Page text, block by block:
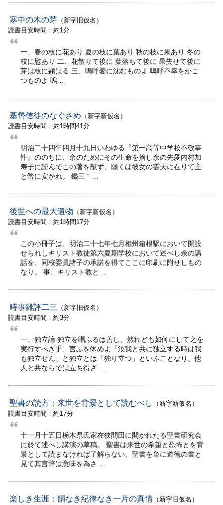
寒中の木の芽 （新字旧仮名）
読書目安時間：約1分
一、春の枝に花あり 夏の枝に葉あり 秋の枝に果あり 冬の
枝に慰あり 二、花散りて後に 葉落ちて後に 果失せて後に
芽は枝に顕はる 三、嗚呼憂に沈むものよ 嗚呼不幸をかこ
つものよ 嗚 …
基督信徒のなぐさめ （新字新仮名）
読書目安時間：約1時間41分
明治二十四年四月十九日いわゆる『第一高等中学校不敬事
件』ののちに、余のためにその生命を捨し余の先愛内村加
寿子に謹んでこの著を献ず、願くは彼女の霊天に在りて主
と偕に安かれ。 鑑三 “ …
後世への最大遺物 （新字新仮名）
読書目安時間：約1時間17分
この小冊子は、明治二十七年七月相州箱根駅において開設
せられしキリスト教徒第六夏期学校において述べし余の講
話を、同校委員諸子の承諾を得てここに印刷に附せしもの
なり。 事、キリスト教と …
時事雑評二三 （新字旧仮名）
読書目安時間：約3分
一、独立論 独立を唱ふるは善し、然れども如何にして之を
実行すべき乎、言ふを休めよ「汝我と共に独立する時は我
も独立せん」と独立とは「独り立つ」といふことなり、他
人と共ならでは立ち得ざ …
聖書の読方：来世を背景として読むべし
（新字新仮名）
読書目安時間：約17分
十一月十五日栃木県氏家在狭間田に開かれたる聖書研究会
に於て述べし講演の草稿。 聖書は来世の希望と恐怖とを背
景として読まなければ了解らない、聖書を単に道徳の書と
見て其言辞は意味を為さ …
楽しき生涯：韻なき紀律なき一片の真情 （新字旧仮名）